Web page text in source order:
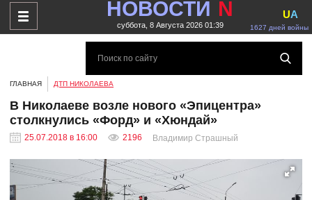
НОВОСТИ N
суббота, 8 Августа 2026 01:39 1627 дней войны
UA
ГЛАВНАЯ ДТП НИКОЛАЕВА
В Николаеве возле нового «Эпицентра»
столкнулись «Форд» и «Хюндай»
25.07.2018 в 16:00 2196 Владимир Страшный